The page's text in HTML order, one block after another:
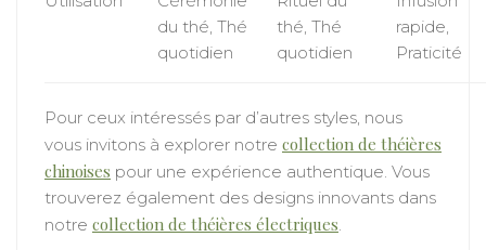
du thé, Thé
quotidien
thé, Thé
quotidien
rapide,
Praticité
Pour ceux intéressés par d’autres styles, nous
vous invitons à explorer notre collection de théières
chinoises pour une expérience authentique. Vous
trouverez également des designs innovants dans
notre collection de théières électriques